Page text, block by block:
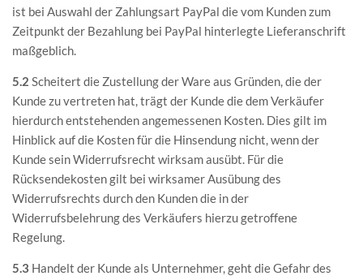
ist bei Auswahl der Zahlungsart PayPal die vom Kunden zum
Zeitpunkt der Bezahlung bei PayPal hinterlegte Lieferanschrift
maßgeblich.
5.2 Scheitert die Zustellung der Ware aus Gründen, die der
Kunde zu vertreten hat, trägt der Kunde die dem Verkäufer
hierdurch entstehenden angemessenen Kosten. Dies gilt im
Hinblick auf die Kosten für die Hinsendung nicht, wenn der
Kunde sein Widerrufsrecht wirksam ausübt. Für die
Rücksendekosten gilt bei wirksamer Ausübung des
Widerrufsrechts durch den Kunden die in der
Widerrufsbelehrung des Verkäufers hierzu getroffene
Regelung.
5.3 Handelt der Kunde als Unternehmer, geht die Gefahr des